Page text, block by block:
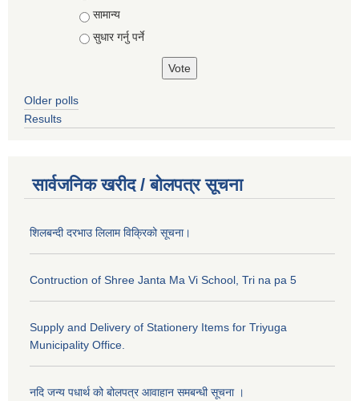
सामान्य
सुधार गर्नु पर्ने
Older polls
Results
सार्वजनिक खरीद / बोलपत्र सूचना
शिलबन्दी दरभाउ लिलाम विक्रिको सूचना।
Contruction of Shree Janta Ma Vi School, Tri na pa 5
Supply and Delivery of Stationery Items for Triyuga
Municipality Office.
नदि जन्य पधार्थ को बोलपत्र आवाहान समबन्धी सूचना ।